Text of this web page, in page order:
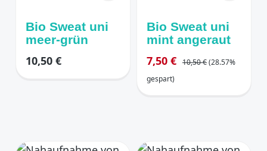
Bio Sweat uni
meer-grün
Regulärer Preis:
10,50 €
Bio Sweat uni
mint angeraut
Verkaufspreis:
7,50 € Regulärer Preis:
10,50 €(28.57%
gespart)